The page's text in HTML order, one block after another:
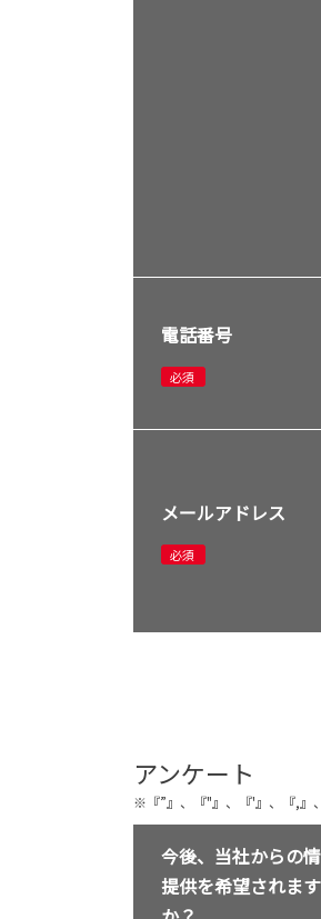
電話番号
必須
メールアドレス
必須
アンケート
※『”』、『"』、『'』、『,』
今後、当社からの
提供を希望されます